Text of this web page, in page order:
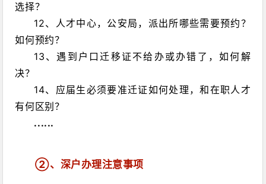
选择？
12、人才中心，公安局，派出所哪些需要预约？
如何预约？
13、遇到户口迁移证不给办或办错了，如何解
决？
14、应届生必须要准迁证如何处理，和在职人才
有何区别？
......
②、 深户办理注意事项